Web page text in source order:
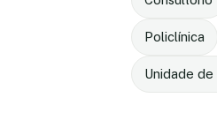
Policlínica
Unidade de